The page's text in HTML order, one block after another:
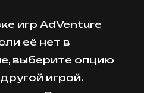
игр AdVenture
её нет в
выберите опцию
игрой.